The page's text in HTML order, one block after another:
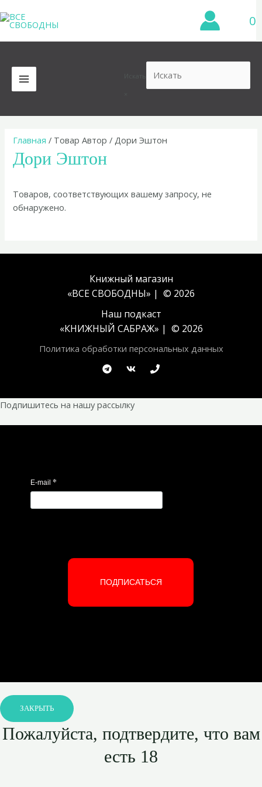
к
содержимому
0
MAIN
MENU
Главная / Товар Автор / Дори Эштон
Дори Эштон
Товаров, соответствующих вашему запросу, не
обнаружено.
Книжный магазин
«ВСЕ СВОБОДНЫ» | © 2026
Наш подкаст
«КНИЖНЫЙ САБРАЖ» | © 2026
Политика обработки персональных данных
Подпишитесь на нашу рассылку
E-mail *
ПОДПИСАТЬСЯ
ЗАКРЫТЬ
Пожалуйста, подтвердите, что вам
есть 18